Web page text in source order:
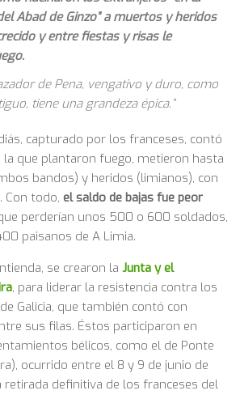
Abad de Ginzo” a muertos y heridos
y entre fiestas y risas le
de Pena, vengativo y duro, como
tiene una grandeza épica.”
capturado por los franceses, contó
la que plantaron fuego, metieron hasta
bandos) y heridos (limianos), con
Con todo, el saldo de bajas fue peor
perderían unos 500 o 600 soldados,
paisanos de A Limia.
se crearon la Junta y el
, para liderar la resistencia contra los
Galicia, que también contó con
sus filas. Éstos participaron en
bélicos, como el de Ponte
ocurrido entre el 8 y 9 de junio de
retirada definitiva de los franceses del